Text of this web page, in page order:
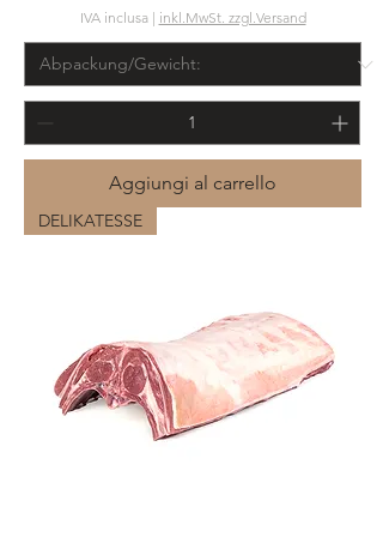
IVA inclusa| inkl.MwSt. zzgl.Versand
Aggiungi al carrello
DELIKATESSE